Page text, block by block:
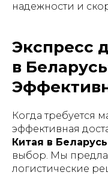
надежности и
Экспресс
в
Когда требуется
эффективная
Китая в Беларусь
выбор. Мы
логистические